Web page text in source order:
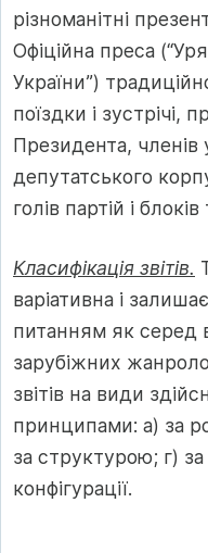
різноманітні
Офіційна преса
України”)
поїздки і зустрічі,
Президента, членів
депутатського
голів партій і
Класифікація звітів.
варіативна і
питанням як серед
зарубіжних
звітів на види
принципами: а) за
за структурою; г)
конфігурації.